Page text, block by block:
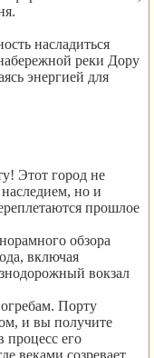
насладиться
реки Дору
энергией для
Этот город не
но и
прошлое
обзора
включая
вокзал
Порту
и вы получите
процесс его
веками созревает